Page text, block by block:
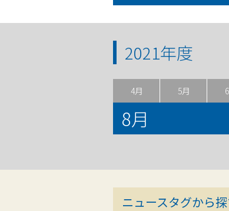
2021年度
4月 5月
8月
ニュースタグから